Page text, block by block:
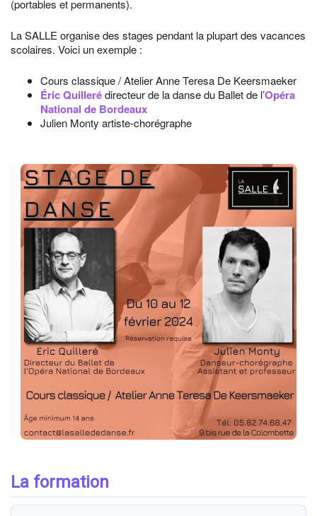
(portables et permanents).
La SALLE organise des stages pendant la plupart des vacances
scolaires. Voici un exemple :
Cours classique / Atelier Anne Teresa De Keersmaeker
Éric Quillerédirecteur de la danse du Ballet de l’Opéra
National de Bordeaux
Julien Monty artiste-chorégraphe
La formation